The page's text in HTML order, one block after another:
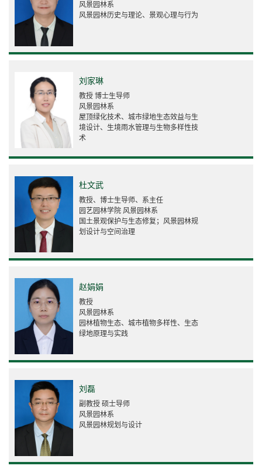
风景园林系
风景园林历史与理论、景观心理与行为
刘家琳
教授 博士生导师
风景园林系
屋顶绿化技术、城市绿地生态效益与生
境设计、生境雨水管理与生物多样性技
术
杜文武
教授、博士生导师、系主任
园艺园林学院 风景园林系
国土景观保护与生态修复；风景园林规
划设计与空间治理
赵娟娟
教授
风景园林系
园林植物生态、城市植物多样性、生态
绿地原理与实践
刘磊
副教授 硕士导师
风景园林系
风景园林规划与设计